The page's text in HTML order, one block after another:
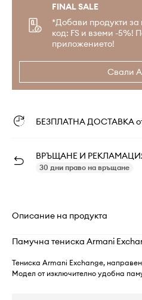
FINAL SALE
*Добави продукти за
код: FS и вземи -5%!
приложението!
Свали
БЕЗПЛАТНА ДОСТАВКА
ВРЪЩАНЕ И
30 дни право на връщане
Описание на продукта
Памучна тениска Armani
Тениска Armani Exchange,
Модел от изключително удобна